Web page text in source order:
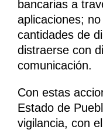
bancarias a
aplicaciones;
cantidades de
distraerse con
comunicación.
Con estas
Estado de
vigilancia, con